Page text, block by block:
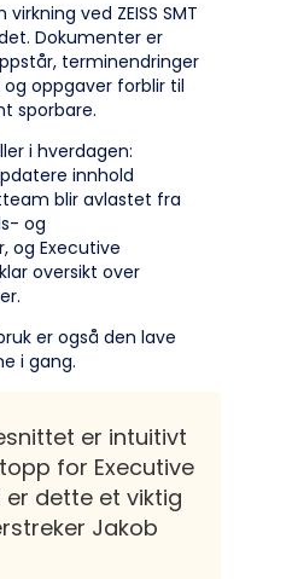
ved ZEISS SMT
Dokumenter er
terminendringer
oppgaver forblir til
sporbare.
i hverdagen:
innhold
blir avlastet fra
og
og Executive
oversikt over
er også den lave
i gang.
er intuitivt
for Executive
dette et viktig
Jakob